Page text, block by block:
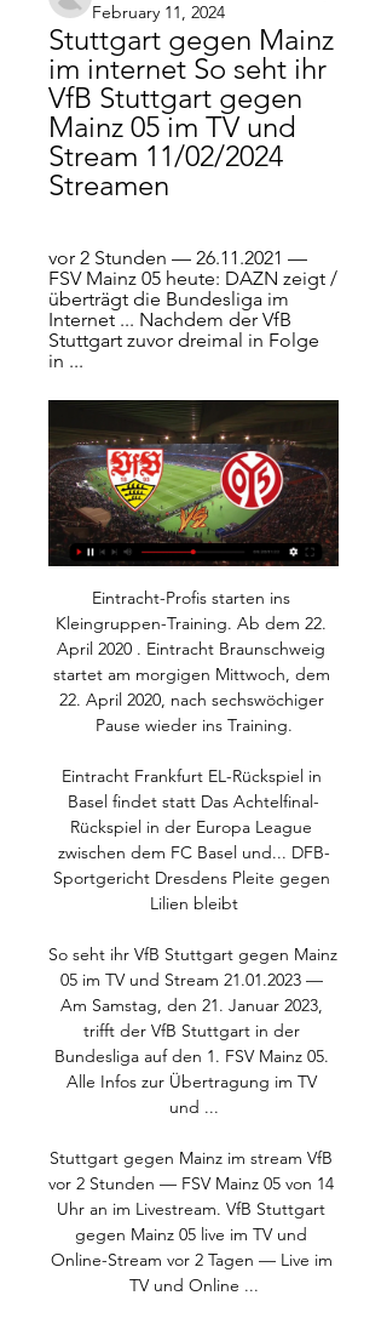
February 11, 2024
Stuttgart gegen Mainz
im internet So seht ihr
VfB Stuttgart gegen
Mainz 05 im TV und
Stream 11/02/2024
Streamen
vor 2 Stunden — 26.11.2021 —
FSV Mainz 05 heute: DAZN zeigt /
überträgt die Bundesliga im
Internet ... Nachdem der VfB
Stuttgart zuvor dreimal in Folge
in ...
Eintracht-Profis starten ins
Kleingruppen-Training. Ab dem 22.
April 2020 . Eintracht Braunschweig
startet am morgigen Mittwoch, dem
22. April 2020, nach sechswöchiger
Pause wieder ins Training.
Eintracht Frankfurt EL-Rückspiel in
Basel findet statt Das Achtelfinal-
Rückspiel in der Europa League
zwischen dem FC Basel und... DFB-
Sportgericht Dresdens Pleite gegen
Lilien bleibt
So seht ihr VfB Stuttgart gegen Mainz
05 im TV und Stream 21.01.2023 —
Am Samstag, den 21. Januar 2023,
trifft der VfB Stuttgart in der
Bundesliga auf den 1. FSV Mainz 05.
Alle Infos zur Übertragung im TV
und ...
Stuttgart gegen Mainz im stream VfB
vor 2 Stunden — FSV Mainz 05 von 14
Uhr an im Livestream. VfB Stuttgart
gegen Mainz 05 live im TV und
Online-Stream vor 2 Tagen — Live im
TV und Online ...